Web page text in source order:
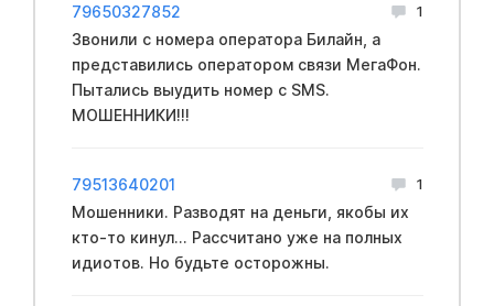
79650327852 1
Звонили с номера оператора Билайн, а
представились оператором связи МегаФон.
Пытались выудить номер с SMS.
МОШЕННИКИ!!!
79513640201 1
Мошенники. Разводят на деньги, якобы их
кто-то кинул... Рассчитано уже на полных
идиотов. Но будьте осторожны.